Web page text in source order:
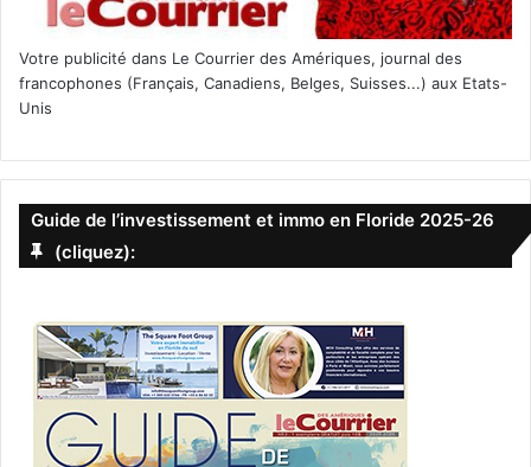
Votre publicité dans Le Courrier des Amériques, journal des
francophones (Français, Canadiens, Belges, Suisses...) aux Etats-
Unis
Guide de l’investissement et immo en Floride 2025-26
(cliquez):